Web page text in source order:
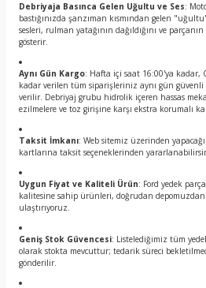
Debriyaja Basınca Gelen Uğultu ve Ses:
bastığınızda şanzıman kısmından gelen
sesleri, rulman yatağının dağıldığını ve
gösterir.
Aynı Gün Kargo: Hafta içi saat 16:00'ya kadar,
kadar verilen tüm siparişleriniz aynı gün güvenli
verilir. Debriyaj grubu hidrolik içeren hassas
ezilmelere ve toz girişine karşı ekstra korumalı
Taksit İmkanı: Web sitemiz üzerinden
kartlarına taksit seçeneklerinden
Uygun Fiyat ve Kaliteli Ürün: Ford yedek
kalitesine sahip ürünleri, doğrudan
ulaştırıyoruz.
Geniş Stok Güvencesi: Listelediğimiz tüm
olarak stokta mevcuttur; tedarik süreci
gönderilir.